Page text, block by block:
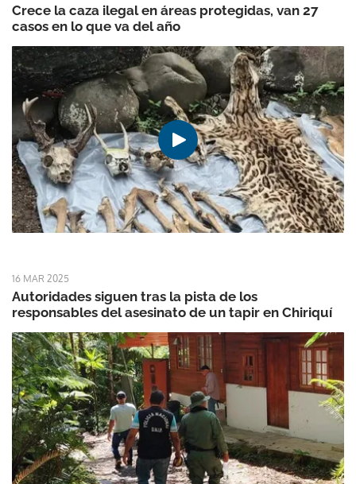
Crece la caza ilegal en áreas protegidas, van 27
casos en lo que va del año
16 MAR 2025
Autoridades siguen tras la pista de los
responsables del asesinato de un tapir en Chiriquí